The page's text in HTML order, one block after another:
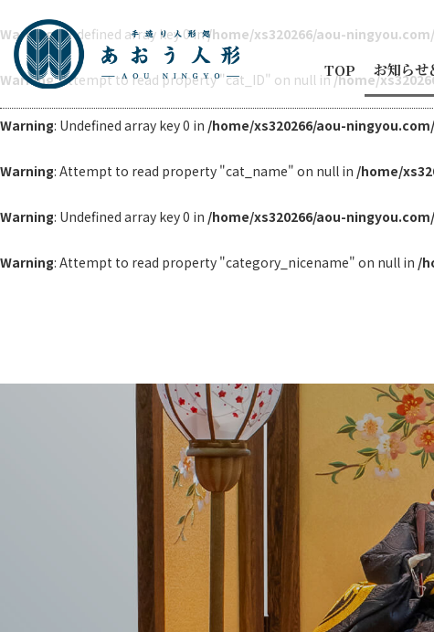
TOP お知らせ
お知らせ
節句人形
商品紹介
五月人形
ひな人形
人形修理
メディア
イベント
納品事例
2代目の
Warning: Undefined array key 0 in/home/xs320266/aou-
Warning: Attempt to read property "cat_ID" on null in/home/
Warning: Undefined array key 0 in /home/xs320266/aou-
Warning: Attempt to read property "cat_name" on null in /home/
Warning: Undefined array key 0 in /home/xs320266/aou-
Warning: Attempt to read property "category_nicename" on null in /